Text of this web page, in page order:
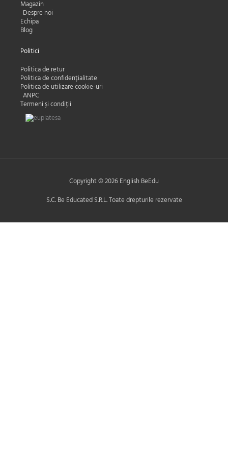
Magazin
Despre noi
Echipa
Blog
Politici
Politica de retur
Politica de confidențialitate
Politica de utilizare cookie-uri
ANPC
Termeni și condiții
Copyright © 2026 English BeEdu
S.C. Be Educated S.R.L. Toate drepturile rezervate